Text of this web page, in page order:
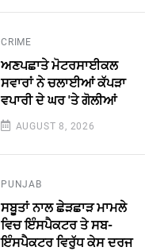
CRIME
ਅਣਪਛਾਤੇ ਮੋਟਰਸਾਈਕਲ
ਸਵਾਰਾਂ ਨੇ ਚਲਾਈਆਂ ਕੱਪੜਾ
ਵਪਾਰੀ ਦੇ ਘਰ 'ਤੇ ਗੋਲੀਆਂ
AUGUST 8, 2026
PUNJAB
ਸਬੂਤਾਂ ਨਾਲ ਛੇੜਛਾੜ ਮਾਮਲੇ
ਵਿਚ ਇੰਸਪੈਕਟਰ ਤੇ ਸਬ-
ਇੰਸਪੈਕਟਰ ਵਿਰੁੱਧ ਕੇਸ ਦਰਜ